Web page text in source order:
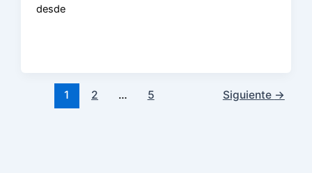
desde
1 2 … 5 Siguiente →